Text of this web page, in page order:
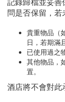
記錄歸檔並妥善
問是否保留，若
貴重物品（
日，若期滿
已使用過之
其他物品，
置。
酒店將不會對此